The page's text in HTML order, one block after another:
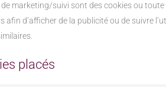
de marketing/suivi sont des cookies ou
afin d’afficher de la publicité ou de suivre
placés